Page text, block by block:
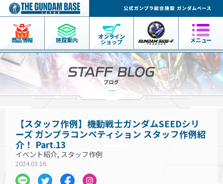
商品情報 施設案内 オンライン
ショップ メニュー
【スタッフ作例】機動戦士ガンダムSEEDシリ
ーズ ガンプラコンペティション スタッフ作例紹
介！ Part.13
イベント紹介, スタッフ作例
2024.03.16